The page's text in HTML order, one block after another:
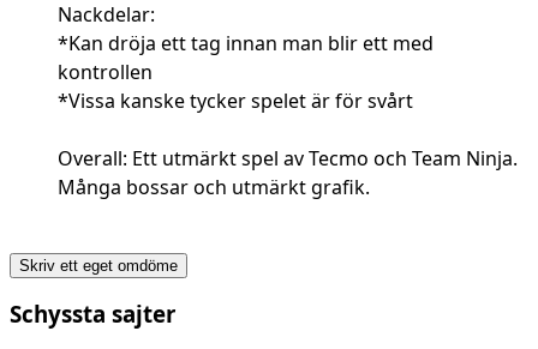
Nackdelar:
*Kan dröja ett tag innan man blir ett med
kontrollen
*Vissa kanske tycker spelet är för svårt
Overall: Ett utmärkt spel av Tecmo och Team Ninja.
Många bossar och utmärkt grafik.
Skriv ett eget omdöme
Schyssta sajter